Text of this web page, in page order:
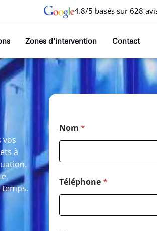
4.8/5 basés sur 628
Zones d’intervention Contact
vos
à
Nom *
Téléphone*